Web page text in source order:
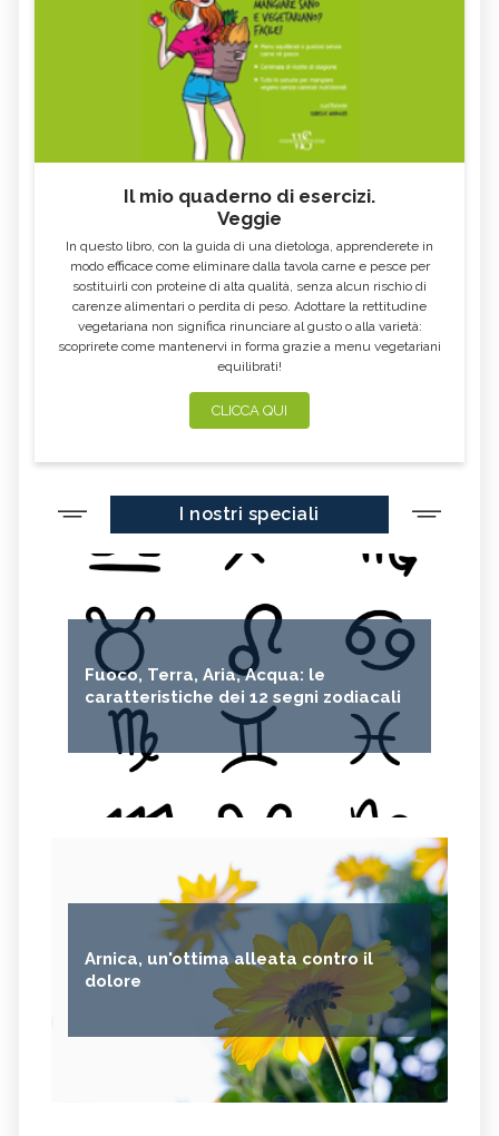
Il mio quaderno di esercizi.
Veggie
In questo libro, con la guida di una dietologa, apprenderete in
modo efficace come eliminare dalla tavola carne e pesce per
sostituirli con proteine di alta qualità, senza alcun rischio di
carenze alimentari o perdita di peso. Adottare la rettitudine
vegetariana non significa rinunciare al gusto o alla varietà:
scoprirete come mantenervi in forma grazie a menu vegetariani
equilibrati!
CLICCA QUI
I nostri speciali
Fuoco, Terra, Aria, Acqua: le
caratteristiche dei 12 segni zodiacali
Arnica, un'ottima alleata contro il
dolore